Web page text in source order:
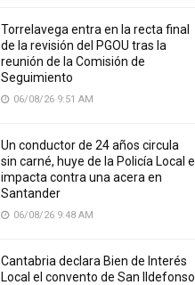
Torrelavega entra en la recta final
de la revisión del PGOU tras la
reunión de la Comisión de
Seguimiento
06/08/26 9:51 AM
Un conductor de 24 años circula
sin carné, huye de la Policía Local e
impacta contra una acera en
Santander
06/08/26 9:48 AM
Cantabria declara Bien de Interés
Local el convento de San Ildefonso